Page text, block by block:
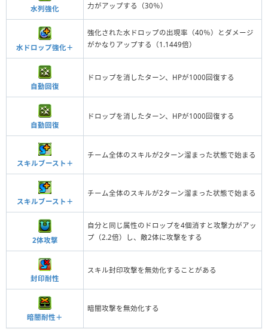
水列強化
力がアップする（30％）
水ドロップ強化＋
強化された水ドロップの出現率（40％）とダメージ
がかなりアップする（1.1449倍）
自動回復
ドロップを消したターン、HPが1000回復する
自動回復
ドロップを消したターン、HPが1000回復する
スキルブースト＋
チーム全体のスキルが2ターン溜まった状態で始まる
スキルブースト＋
チーム全体のスキルが2ターン溜まった状態で始まる
2体攻撃
自分と同じ属性のドロップを4個消すと攻撃力がアッ
プ（2.2倍）し、敵2体に攻撃をする
封印耐性
スキル封印攻撃を無効化することがある
暗闇耐性＋
暗闇攻撃を無効化する